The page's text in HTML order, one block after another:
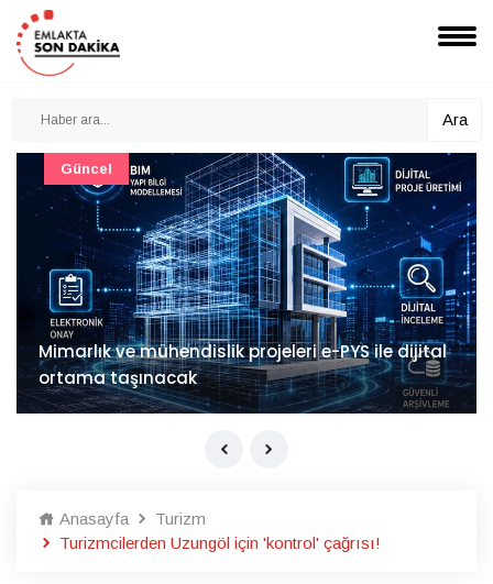
Ara
Mimarlık ve mühendislik projeleri e-PYS ile dijital
ortama taşınacak
Güncel
Anasayfa
Turizm
Turizmcilerden Uzungöl için 'kontrol' çağrısı!